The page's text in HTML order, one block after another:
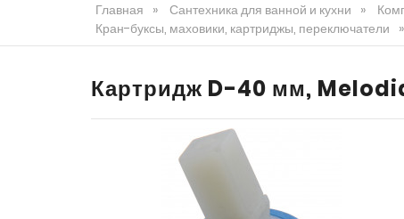
Главная » Сантехника для ванной и кухни »
Кран-буксы, маховики, картриджы, переключатели »
Картридж D-40 мм,